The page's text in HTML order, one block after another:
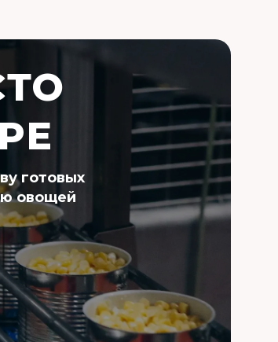
готовых
овощей